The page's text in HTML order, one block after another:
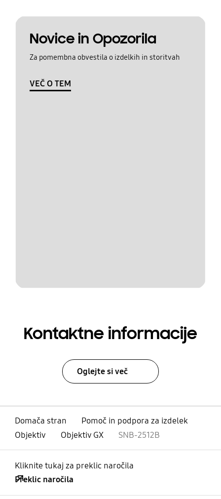
Novice in Opozorila
Za pomembna obvestila o izdelkih in storitvah
VEČ O TEM
Kontaktne informacije
Oglejte si več
Domača stran
Pomoč in podpora za izdelek
Objektiv
Objektiv GX SNB-2512B
Kliknite tukaj za preklic naročila
Preklic naročila